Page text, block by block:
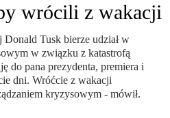
wrócili z wakacji
Tusk bierze udział w
w związku z katastrofą
do pana prezydenta, premiera i
dni. Wróćcie z wakacji
kryzysowym - mówił.